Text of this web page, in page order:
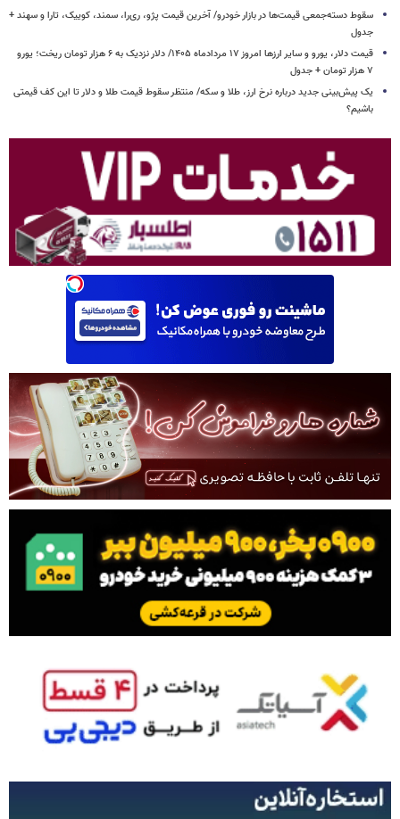
سقوط دسته‌جمعی قیمت‌ها در بازار خودرو/ آخرین قیمت پژو، ری‌را، سمند، کوییک، تارا و سهند +
جدول
قیمت دلار، یورو و سایر ارزها امروز ۱۷ مردادماه ۱۴۰۵/ دلار نزدیک به ۶ هزار تومان ریخت؛ یورو
۷ هزار تومان + جدول
یک پیش‌بینی جدید درباره نرخ ارز، طلا و سکه/ منتظر سقوط قیمت طلا و دلار تا این کف قیمتی
باشیم؟